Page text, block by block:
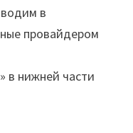
в
провайдером
в нижней части